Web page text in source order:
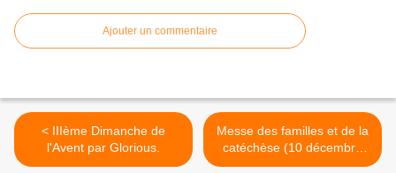
Ajouter un commentaire
< IIIème Dimanche de
l'Avent par Glorious.
Messe des familles et de la
catéchèse (10 décembre
2023). >